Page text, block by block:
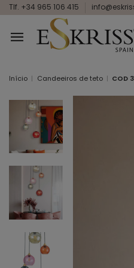
Tlf. +34 965 106 415
Início Candeeiros de teto COD